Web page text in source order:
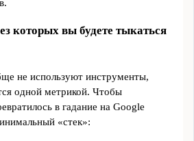
которых вы будете тыкаться
не используют инструменты,
одной метрикой. Чтобы
в гадание на Google
«стек»: